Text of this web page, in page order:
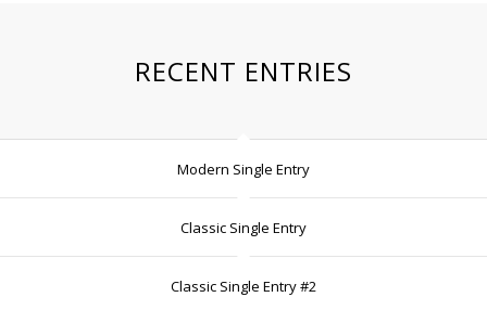
RECENT ENTRIES
Modern Single Entry
Classic Single Entry
Classic Single Entry #2